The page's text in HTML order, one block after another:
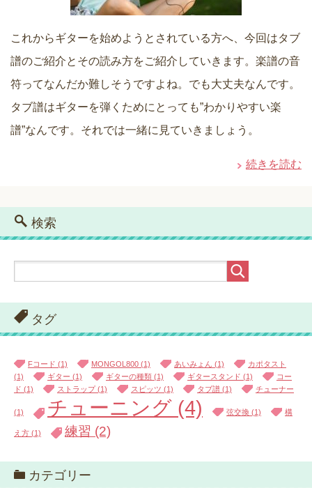
これからギターを始めようとされている方へ、今回はタブ
譜のご紹介とその読み方をご紹介していきます。楽譜の音
符ってなんだか難しそうですよね。でも大丈夫なんです。
タブ譜はギターを弾くためにとっても”わかりやすい楽
譜”なんです。それでは一緒に見ていきましょう。
続きを読む
検索
タグ
Fコード (1) MONGOL800 (1) あいみょん (1)
カポタスト
(1)
ギター (1) ギターの種類 (1) ギタースタンド (1)
コー
ド (1) ストラップ(1) スピッツ (1) タブ譜 (1) チューナー
(1) チューニング (4) 弦交換 (1) 構
え方 (1) 練習 (2)
カテゴリー